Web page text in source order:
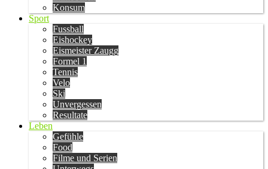
Konsum
Sport
Fussball
Eishockey
Eismeister Zaugg
Formel 1
Tennis
Velo
Ski
Unvergessen
Resultate
Leben
Gefühle
Food
Filme und Serien